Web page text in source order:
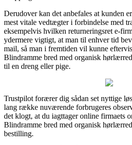
Derudover kan det anbefales at kunden
mest vitale vedtægter i forbindelse med
eksempelvis hvilken returneringsret e-
ydermere vigtigt, at man til enhver tid
mail, så man i fremtiden vil kunne
Blindramme bred med organisk
til en dreng eller pige.
Trustpilot forærer dig sådan set nyttige
lang række nuværende forbrugeres
det klogt, at du iagttager online firmaets
Blindramme bred med organisk
bestilling.